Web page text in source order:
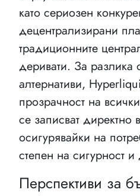
като сериозен
децентрализирани
традиционните
деривати. За разлика
алтернативи,
прозрачност на
се записват директно
осигурявайки на
степен на сигурност
Перспективи за